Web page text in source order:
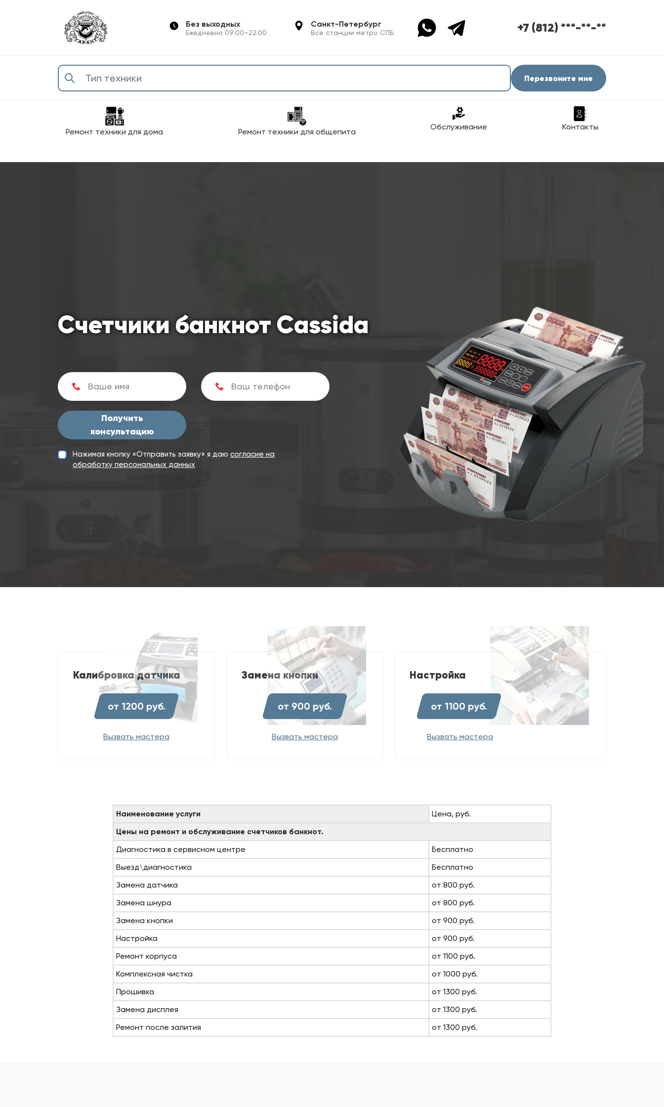
Без выходных
Ежедневно 09:00–22:00
Санкт-Петербург
Все станции метро СПБ. +7 (812) ***-**-**
Перезвоните мне
Ремонт техники для дома Ремонт техники для общепита
Обслуживание Контакты
Счетчики банкнот Cassida
Получить
консультацию
Нажимая кнопку «Отправить заявку» я даю согласие на
обработку персональных данных
Калибровка датчика
от 1200 руб.
Вызвать мастера
Замена кнопки
от 900 руб.
Вызвать мастера
Настройка
от 1100 руб.
Вызвать мастера
Наименование услуги
Цена, руб.
Цены на ремонт и обслуживание счетчиков банкнот.
Диагностика в сервисном центре
Бесплатно
Выезд\диагностика
Бесплатно
Замена датчика
от 800 руб.
Замена шнура
от 800 руб.
Замена кнопки
от 900 руб.
Настройка
от 900 руб.
Ремонт корпуса
от 1100 руб.
Комплексная чистка
от 1000 руб.
Прошивка
от 1300 руб.
Замена дисплея
от 1300 руб.
Ремонт после залития
от 1300 руб.